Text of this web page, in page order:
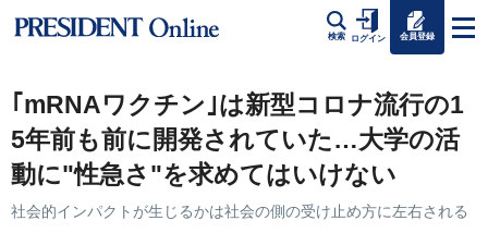
検索 ログイン 会員登録
｢mRNAワクチン｣は新型コロナ流行の1
5年前も前に開発されていた…大学の活
動に"性急さ"を求めてはいけない
社会的インパクトが生じるかは社会の側の受け止め方に左右される